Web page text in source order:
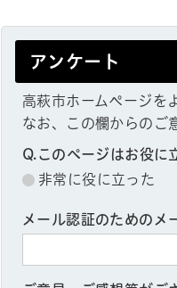
暮らしの便利帳
高萩市図書館
アンケート
高萩市ホームページを
なお、この欄からのご
Q.このページはお役に
非常に役に立った
メール認証のためのメ